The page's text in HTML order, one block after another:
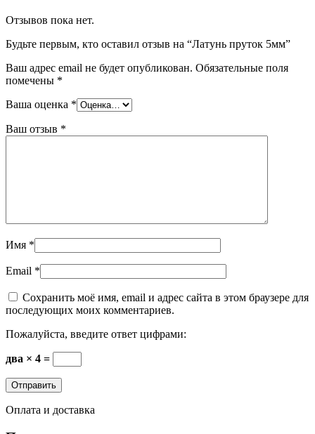
Отзывов пока нет.
Будьте первым, кто оставил отзыв на “Латунь пруток 5мм”
Ваш адрес email не будет опубликован. Обязательные поля
помечены *
Ваша оценка *
Ваш отзыв *
Имя *
Email *
Сохранить моё имя, email и адрес сайта в этом браузере для
последующих моих комментариев.
Пожалуйста, введите ответ цифрами:
два × 4 =
Оплата и доставка